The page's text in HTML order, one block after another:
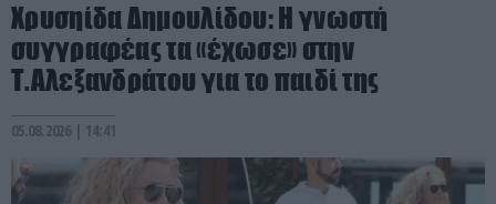
Χρυσηίδα Δημουλίδου: Η γνωστή
συγγραφέας τα «έχωσε» στην
Τ.Αλεξανδράτου για το παιδί της
05.08.2026 | 14:41